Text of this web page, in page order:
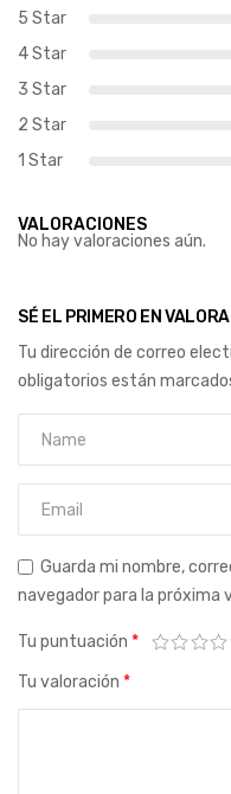
5 Star
4 Star
3 Star
2 Star
1 Star
VALORACIONES
No hay valoraciones aún.
SÉ EL PRIMERO EN
Tu dirección de correo
obligatorios están
Guarda mi nombre,
navegador para la próxima
Tu puntuación *
Tu valoración *